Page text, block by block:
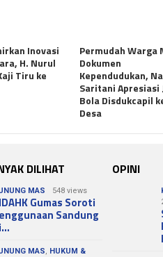
Inovasi
H. Nurul
Tiru ke
Permudah Warga
Dokumen
Kependudukan,
Saritani Apresiasi
Bola Disdukcapil
Desa
DILIHAT
MAS 548 views
Gumas Soroti
Sandung
MAS, HUKUM &
OPINI